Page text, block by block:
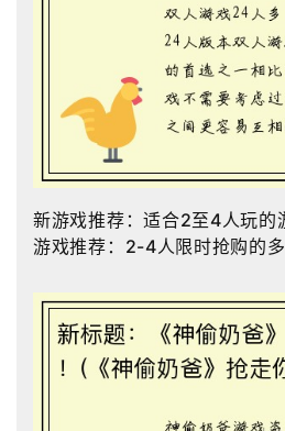
新游戏推荐：适合2至4人玩的
游戏推荐：2-4人限时抢购的